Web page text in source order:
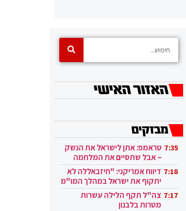
7:35 טראמפ: אתן לישראל את הנשק
– אבל שתסיים את המלחמה
בעזה 7:18 דיווח אמריקני: "חיזבאללה לא
יתקוף את ישראל במהלך המו"מ
בקטאר" 7:17 צה"ל תקף הלילה עשרות
מטרות בלבנון